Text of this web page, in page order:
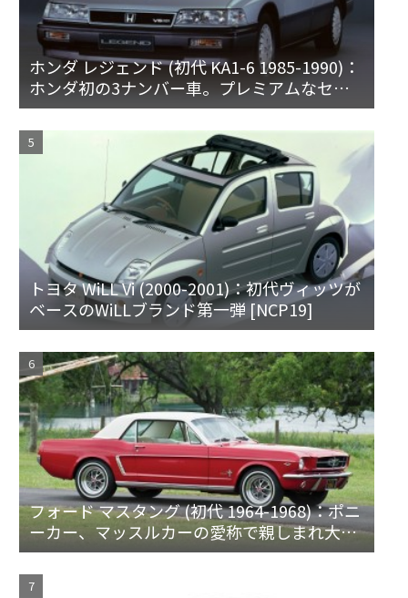
ホンダ レジェンド (初代 KA1-6 1985-1990)：
ホンダ初の3ナンバー車。プレミアムなセダ
ンとハードトップ
トヨタ WiLL Vi (2000-2001)：初代ヴィッツが
ベースのWiLLブランド第一弾 [NCP19]
フォード マスタング (初代 1964-1968)：ポニ
ーカー、マッスルカーの愛称で親しまれ大ヒ
ット